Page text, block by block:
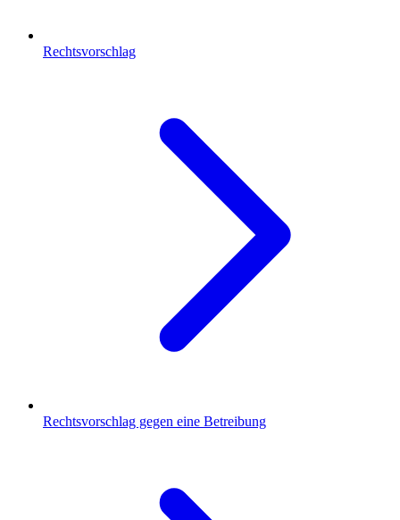
Rechtsvorschlag
Rechtsvorschlag gegen eine Betreibung